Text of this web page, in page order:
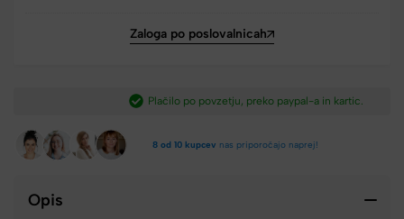
Zaloga po poslovalnicah
Plačilo po povzetju, preko paypal-a in kartic.​
8 od 10 kupcev nas priporočajo naprej!
Opis